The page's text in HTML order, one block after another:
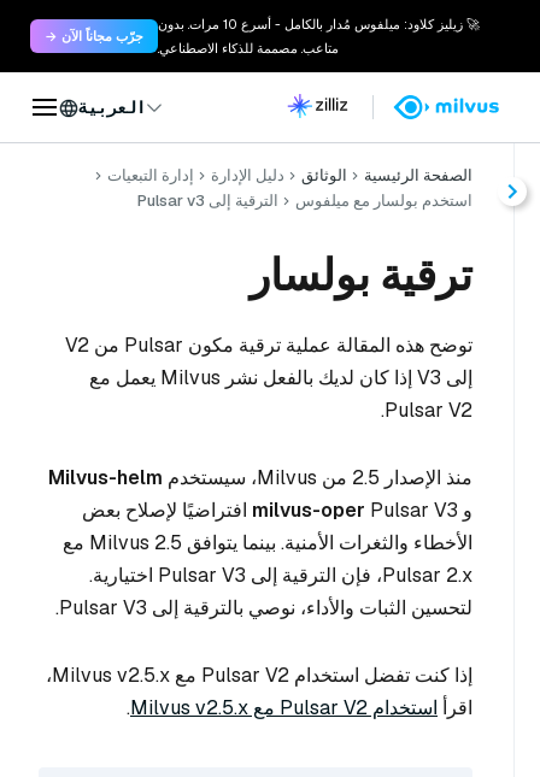
🚀 زيليز كلاود: ميلفوس مُدار بالكامل - أسرع 10 مرات. بدون
متاعب. مصممة للذكاء الاصطناعي.
جرّب مجاناً الآن →
العربية
الصفحة الرئيسية الوثائق دليل الإدارة
إدارة التبعيات
استخدم بولسار مع ميلفوس
الترقية إلى Pulsar v3
ترقية بولسار
توضح هذه المقالة عملية ترقية مكون Pulsar من V2
إلى V3 إذا كان لديك بالفعل نشر Milvus يعمل مع
Pulsar V2.
منذ الإصدار 2.5 من Milvus، سيستخدم
Milvus-helm
و
milvus-oper Pulsar V3 افتراضيًا لإصلاح بعض
الأخطاء والثغرات الأمنية. بينما يتوافق Milvus 2.5 مع
Pulsar 2.x، فإن الترقية إلى Pulsar V3 اختيارية.
لتحسين الثبات والأداء، نوصي بالترقية إلى Pulsar V3.
إذا كنت تفضل استخدام Pulsar V2 مع Milvus v2.5.x،
اقرأ استخدام Pulsar V2 مع Milvus v2.5.x .